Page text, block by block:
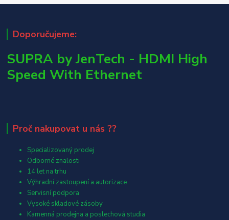
Doporučujeme:
SUPRA by JenTech - HDMI High
Speed With Ethernet
Proč nakupovat u nás ??
Specializovaný prodej
Odborné znalosti
14 let na trhu
Výhradní zastoupení a autorizace
Servisní podpora
Vysoké skladové zásoby
Kamenná prodejna a poslechová studia